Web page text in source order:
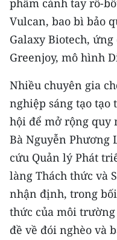
ENGLISH
中文
FRANÇAIS
ESPAÑOL
한국어
phẩm cánh tay rô-
Vulcan, bao bì bảo
Galaxy Biotech,
Greenjoy, mô hình
Nhiều chuyên gia
nghiệp sáng tạo tạo
hội để mở rộng quy
Bà Nguyễn
cứu Quản lý Phát
làng Thách thức và
nhận định, trong
thức của môi
đề về đói nghèo và